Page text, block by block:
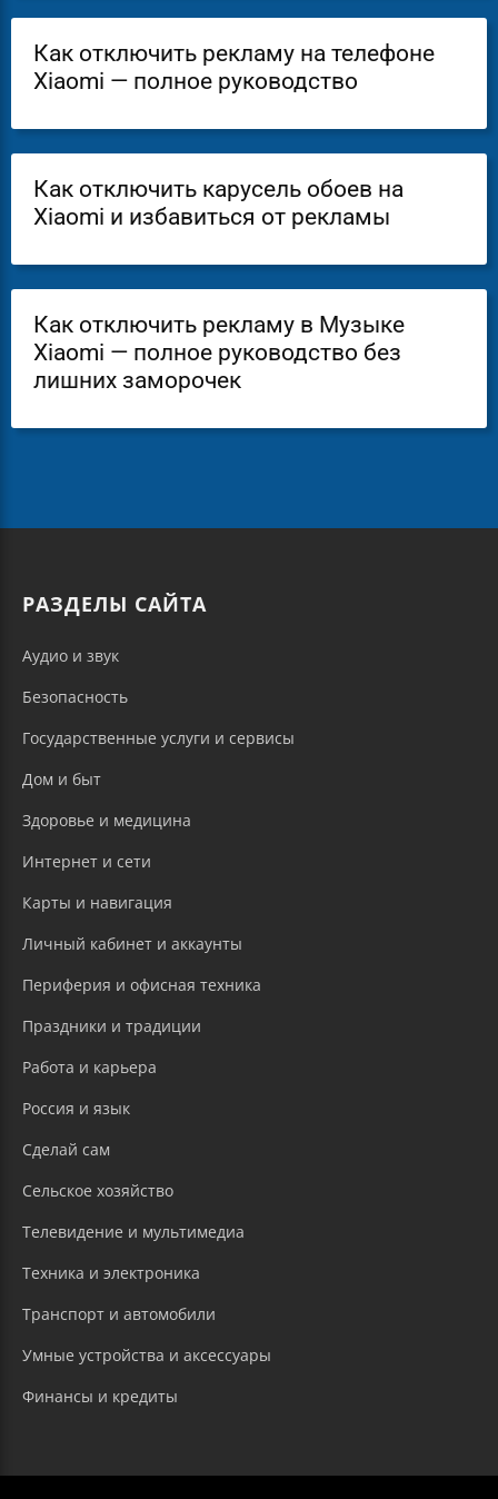
Как отключить рекламу на телефоне
Xiaomi — полное руководство
Как отключить карусель обоев на
Xiaomi и избавиться от рекламы
Как отключить рекламу в Музыке
Xiaomi — полное руководство без
лишних заморочек
РАЗДЕЛЫ САЙТА
Аудио и звук
Безопасность
Государственные услуги и сервисы
Дом и быт
Здоровье и медицина
Интернет и сети
Карты и навигация
Личный кабинет и аккаунты
Периферия и офисная техника
Праздники и традиции
Работа и карьера
Россия и язык
Сделай сам
Сельское хозяйство
Телевидение и мультимедиа
Техника и электроника
Транспорт и автомобили
Умные устройства и аксессуары
Финансы и кредиты